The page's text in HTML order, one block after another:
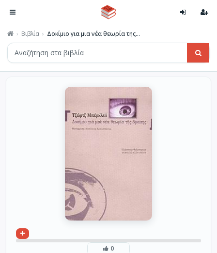
Βιβλία Δοκίμιο για μια νέα θεωρία της...
0